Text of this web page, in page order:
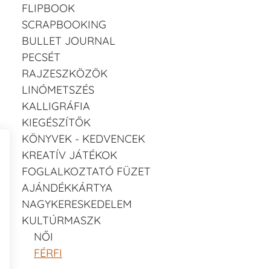
FLIPBOOK
SCRAPBOOKING
BULLET JOURNAL
PECSÉT
RAJZESZKÖZÖK
LINÓMETSZÉS
KALLIGRÁFIA
KIEGÉSZÍTŐK
KÖNYVEK - KEDVENCEK
KREATÍV JÁTÉKOK
FOGLALKOZTATÓ FÜZET
AJÁNDÉKKÁRTYA
NAGYKERESKEDELEM
KULTÚRMASZK
NŐI
FÉRFI